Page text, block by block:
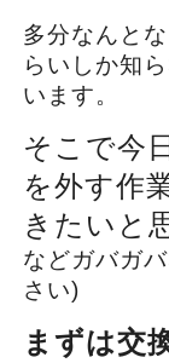
多分なんと
らいしか知
います。
そこで今
を外す作
きたいと
などガバガ
さい)
まずは交